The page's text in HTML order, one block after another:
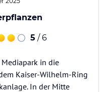
5 / 6
in die
Kaiser-Wilhelm-Ring
In der Mitte